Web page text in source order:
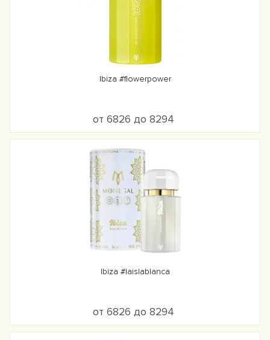
Ibiza #flowerpower
от 6826 до 8294
Ibiza #laislablanca
от 6826 до 8294